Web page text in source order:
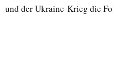
und der Ukraine-Krieg die